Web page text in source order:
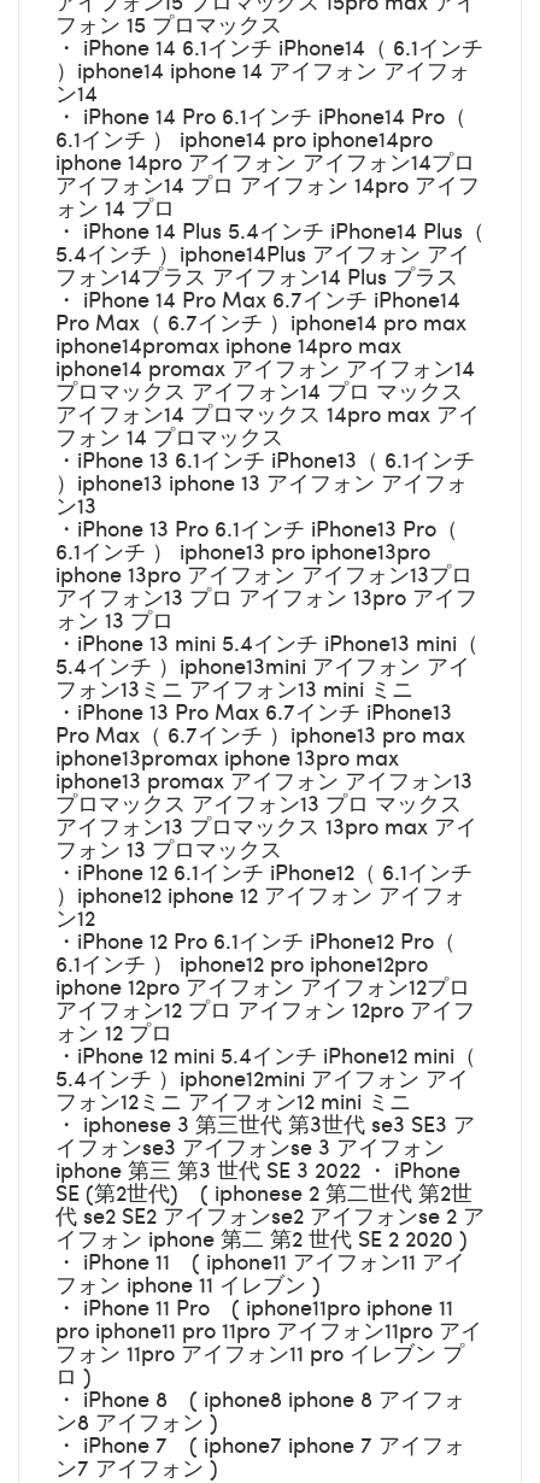
フォン 15 プロマックス
・ iPhone 14 6.1インチ iPhone14（ 6.1インチ
）iphone14 iphone 14 アイフォン アイフォ
ン14
・ iPhone 14 Pro 6.1インチ iPhone14 Pro（
6.1インチ ） iphone14 pro iphone14pro
iphone 14pro アイフォン アイフォン14プロ
アイフォン14 プロ アイフォン 14pro アイフ
ォン 14 プロ
・ iPhone 14 Plus 5.4インチ iPhone14 Plus（
5.4インチ ）iphone14Plus アイフォン アイ
フォン14プラス アイフォン14 Plus プラス
・ iPhone 14 Pro Max 6.7インチ iPhone14
Pro Max（ 6.7インチ ）iphone14 pro max
iphone14promax iphone 14pro max
iphone14 promax アイフォン アイフォン14
プロマックス アイフォン14 プロ マックス
アイフォン14 プロマックス 14pro max アイ
フォン 14 プロマックス
・iPhone 13 6.1インチ iPhone13（ 6.1インチ
）iphone13 iphone 13 アイフォン アイフォ
ン13
・iPhone 13 Pro 6.1インチ iPhone13 Pro（
6.1インチ ） iphone13 pro iphone13pro
iphone 13pro アイフォン アイフォン13プロ
アイフォン13 プロ アイフォン 13pro アイフ
ォン 13 プロ
・iPhone 13 mini 5.4インチ iPhone13 mini（
5.4インチ ）iphone13mini アイフォン アイ
フォン13ミニ アイフォン13 mini ミニ
・iPhone 13 Pro Max 6.7インチ iPhone13
Pro Max（ 6.7インチ ）iphone13 pro max
iphone13promax iphone 13pro max
iphone13 promax アイフォン アイフォン13
プロマックス アイフォン13 プロ マックス
アイフォン13 プロマックス 13pro max アイ
フォン 13 プロマックス
・iPhone 12 6.1インチ iPhone12（ 6.1インチ
）iphone12 iphone 12 アイフォン アイフォ
ン12
・iPhone 12 Pro 6.1インチ iPhone12 Pro（
6.1インチ ） iphone12 pro iphone12pro
iphone 12pro アイフォン アイフォン12プロ
アイフォン12 プロ アイフォン 12pro アイフ
ォン 12 プロ
・iPhone 12 mini 5.4インチ iPhone12 mini（
5.4インチ ）iphone12mini アイフォン アイ
フォン12ミニ アイフォン12 mini ミニ
・ iphonese 3 第三世代 第3世代 se3 SE3 ア
イフォンse3 アイフォンse 3 アイフォン
iphone 第三 第3 世代 SE 3 2022 ・ iPhone
SE (第2世代) ( iphonese 2 第二世代 第2世
代 se2 SE2 アイフォンse2 アイフォンse 2 ア
イフォン iphone 第二 第2 世代 SE 2 2020 )
・ iPhone 11 ( iphone11 アイフォン11 アイ
フォン iphone 11 イレブン )
・ iPhone 11 Pro ( iphone11pro iphone 11
pro iphone11 pro 11pro アイフォン11pro アイ
フォン 11pro アイフォン11 pro イレブン プ
ロ )
・ iPhone 8 ( iphone8 iphone 8 アイフォ
ン8 アイフォン )
・ iPhone 7 ( iphone7 iphone 7 アイフォ
ン7 アイフォン )